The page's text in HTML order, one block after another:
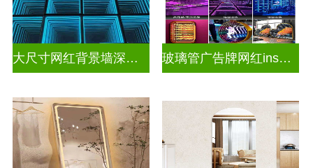
大尺寸网红背景墙深渊镜 玻璃管广告牌网红ins灯带造型装饰千层镜深渊镜